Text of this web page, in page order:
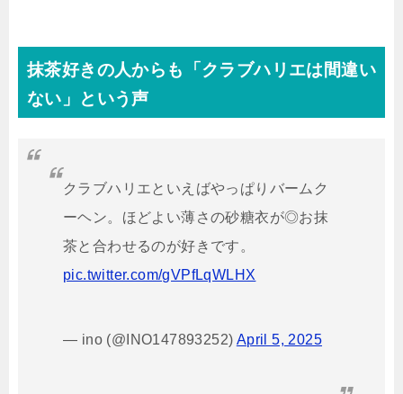
抹茶好きの人からも「クラブハリエは間違い
ない」という声
クラブハリエといえばやっぱりバームク
ーヘン。ほどよい薄さの砂糖衣が◎お抹
茶と合わせるのが好きです。
pic.twitter.com/gVPfLqWLHX
— ino (@INO147893252) April 5, 2025